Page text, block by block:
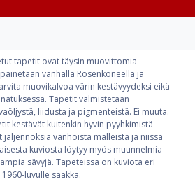
tapetit ovat täysin muovittomia
vanhalla Rosenkoneella ja
muovikalvoa värin kestävyydeksi eikä
Tapetit valmistetaan
liidusta ja pigmenteistä. Ei muuta.
kestävät kuitenkin hyvin pyyhkimistä
jäljennöksiä vanhoista malleista ja niissä
kuviosta löytyy myös muunnelmia
sävyjä. Tapeteissa on kuviota eri
luvulle saakka.